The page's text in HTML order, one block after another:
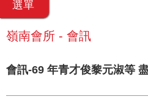
選單
嶺南會所 - 會訊
會訊-69 年青才俊黎元淑等